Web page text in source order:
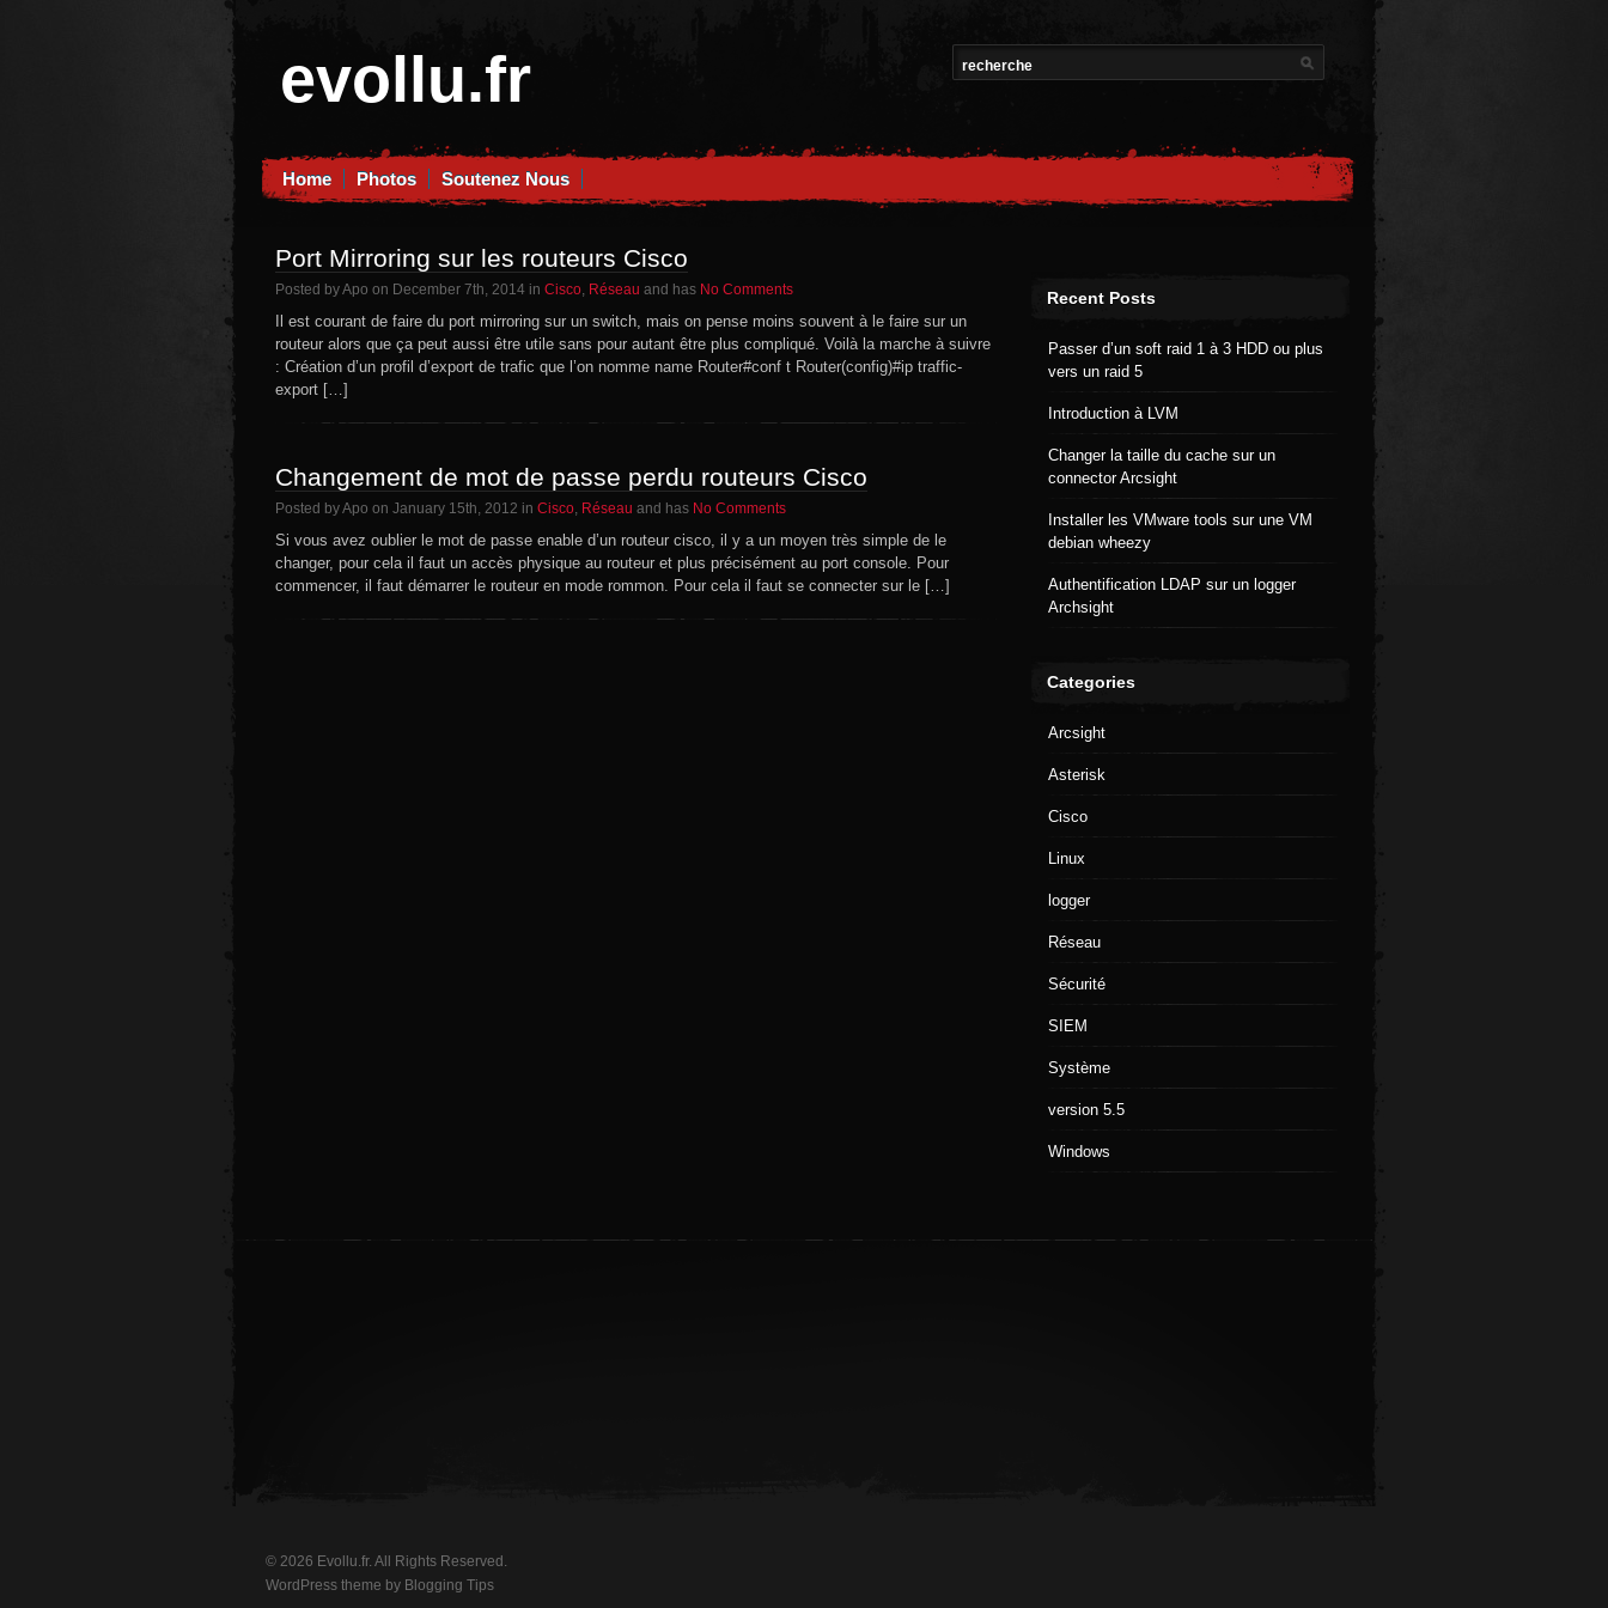
evollu.fr
Home Photos Soutenez Nous
Port Mirroring sur les routeurs Cisco
Posted by Apo on December 7th, 2014 in Cisco, Réseau and has No Commentson
Mirroring
sur
Cisco
Il est courant de faire du port mirroring sur un switch, mais on pense moins souvent à le faire sur un
routeur alors que ça peut aussi être utile sans pour autant être plus compliqué. Voilà la marche à suivre
: Création d’un profil d’export de trafic que l’on nomme name Router#conf t Router(config)#ip traffic-
export […]
Changement de mot de passe perdu routeurs Cisco
Posted by Apo on January 15th, 2012 in Cisco, Réseau and has No Commentson
Changement
passe
Si vous avez oublier le mot de passe enable d’un routeur cisco, il y a un moyen très simple de le
changer, pour cela il faut un accès physique au routeur et plus précisément au port console. Pour
commencer, il faut démarrer le routeur en mode rommon. Pour cela il faut se connecter sur le […]
Recent Posts
Passer d’un soft raid 1 à 3 HDD ou plus
vers un raid 5
Introduction à LVM
Changer la taille du cache sur un
connector Arcsight
Installer les VMware tools sur une VM
debian wheezy
Authentification LDAP sur un logger
Archsight
Categories
Arcsight
Asterisk
Cisco
Linux
logger
Réseau
Sécurité
SIEM
Système
version 5.5
Windows
© 2026 Evollu.fr. All Rights Reserved.
WordPress theme by Blogging Tips